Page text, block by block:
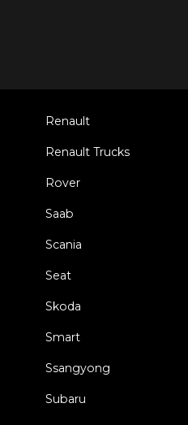
Renault
Renault Trucks
Rover
Saab
Scania
Seat
Skoda
Smart
Ssangyong
Subaru